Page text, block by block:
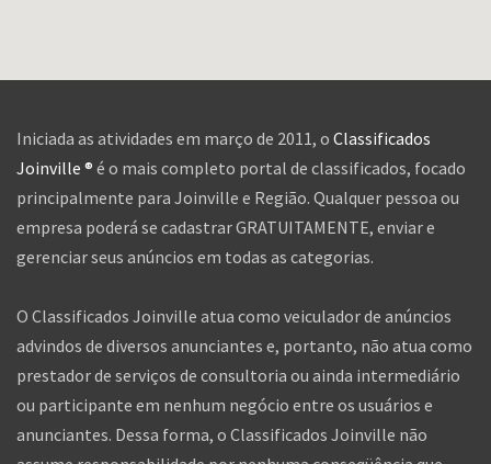
Iniciada as atividades em março de 2011, o Classificados
Joinville ® é o mais completo portal de classificados, focado
principalmente para Joinville e Região. Qualquer pessoa ou
empresa poderá se cadastrar GRATUITAMENTE, enviar e
gerenciar seus anúncios em todas as categorias.
O Classificados Joinville atua como veiculador de anúncios
advindos de diversos anunciantes e, portanto, não atua como
prestador de serviços de consultoria ou ainda intermediário
ou participante em nenhum negócio entre os usuários e
anunciantes. Dessa forma, o Classificados Joinville não